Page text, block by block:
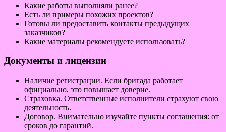
Какие работы выполняли ранее?
Есть ли примеры похожих проектов?
Готовы ли предоставить контакты предыдущих
заказчиков?
Какие материалы рекомендуете использовать?
Документы и лицензии
Наличие регистрации. Если бригада работает
официально, это повышает доверие.
Страховка. Ответственные исполнители страхуют свою
деятельность.
Договор. Внимательно изучайте пункты соглашения: от
сроков до гарантий.